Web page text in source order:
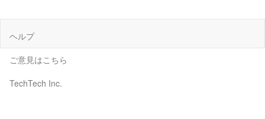
ヘルプ
ご意見はこちら
TechTech Inc.